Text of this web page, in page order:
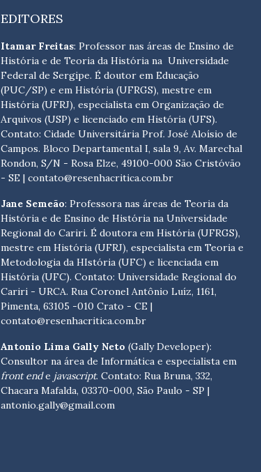
EDITORES
Itamar Freitas: Professor nas áreas de Ensino de
História e de Teoria da História na Universidade
Federal de Sergipe. É doutor em Educação
(PUC/SP) e em História (UFRGS), mestre em
História (UFRJ), especialista em Organização de
Arquivos (USP) e licenciado em História (UFS).
Contato:Cidade Universitária Prof. José Aloísio de
Campos. Bloco Departamental I, sala 9, Av. Marechal
Rondon, S/N - Rosa Elze, 49100-000 São Cristóvão
- SE| contato@resenhacritica.com.br
Jane Semeão: Professora nas áreas de Teoria da
História e de Ensino de História na Universidade
Regional do Cariri. É doutora em História (UFRGS),
mestre em História (UFRJ), especialista em Teoria e
Metodologia da HIstória (UFC) e licenciada em
História (UFC). Contato:Universidade Regional do
Cariri - URCA. Rua Coronel Antônio Luíz, 1161,
Pimenta, 63105 -010 Crato - CE|
contato@resenhacritica.com.br
Antonio Lima Gally Neto (Gally Developer):
front ende javascript. Contato: Rua Bruna, 332,
Chacara Mafalda, 03370-000, São Paulo - SP |
antonio.gally@gmail.com